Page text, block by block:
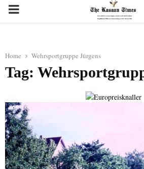
PRIMARY
Home Wehrsportgruppe Jürgens
Tag: